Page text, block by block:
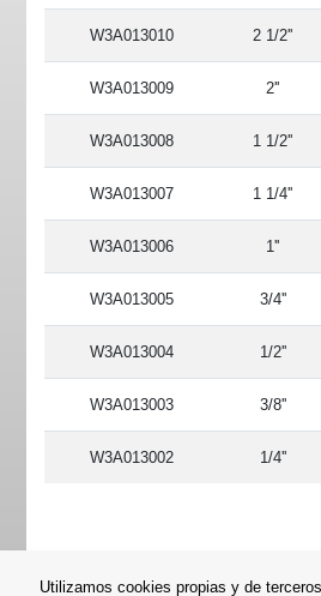
W3A013010 2 1/2''
W3A013009 2''
W3A013008 1 1/2''
W3A013007 1 1/4''
W3A013006 1''
W3A013005 3/4''
W3A013004 1/2''
W3A013003 3/8''
W3A013002 1/4''
Utilizamos cookies propias y de